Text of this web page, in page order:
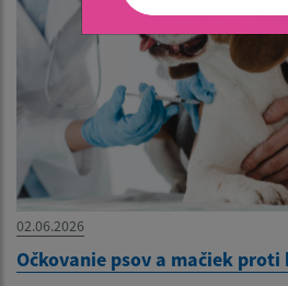
02.06.2026
Očkovanie psov a mačiek proti